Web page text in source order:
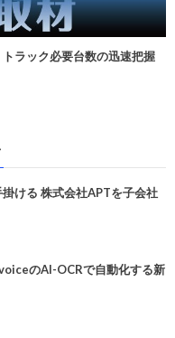
ラック必要台数の迅速把握
ける 株式会社APTを子会社
のAI-OCRで自動化する新